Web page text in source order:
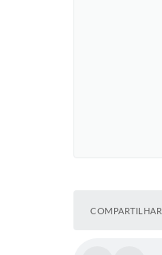
COMPARTILHAR